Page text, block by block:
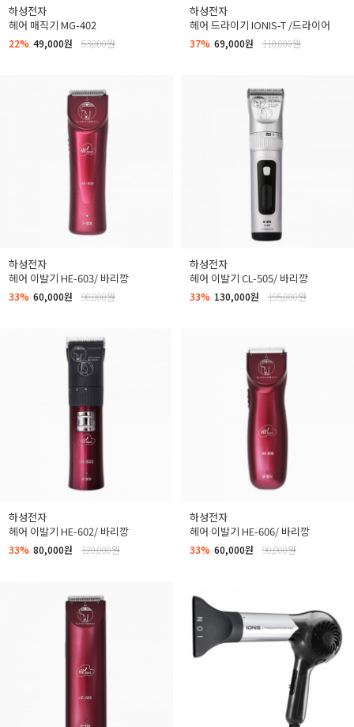
하성전자
헤어 매직기 MG-402
22% 49,000원 63,000원
하성전자
헤어 드라이기 IONIS-T /드라이어
37% 69,000원 110,000원
하성전자
헤어 이발기 HE-603/ 바리깡
33% 60,000원 90,000원
하성전자
헤어 이발기 CL-505/ 바리깡
33% 130,000원 195,000원
하성전자
헤어 이발기 HE-602/ 바리깡
33% 80,000원 120,000원
하성전자
헤어 이발기 HE-606/ 바리깡
33% 60,000원 90,000원